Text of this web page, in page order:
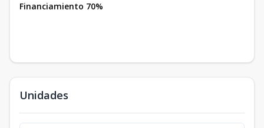
Financiamiento 70%
Unidades